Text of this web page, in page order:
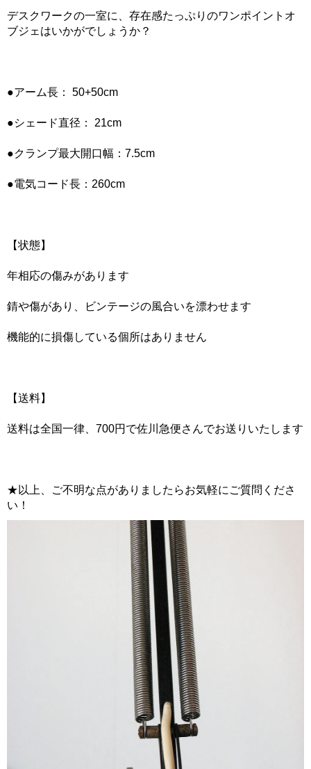
デスクワークの一室に、存在感たっぷりのワンポイントオ
ブジェはいかがでしょうか？
●アーム長： 50+50cm
●シェード直径： 21cm
●クランプ最大開口幅：7.5cm
●電気コード長：260cm
【状態】
年相応の傷みがあります
錆や傷があり、ビンテージの風合いを漂わせます
機能的に損傷している個所はありません
【送料】
送料は全国一律、700円で佐川急便さんでお送りいたします
★以上、ご不明な点がありましたらお気軽にご質問くださ
い！